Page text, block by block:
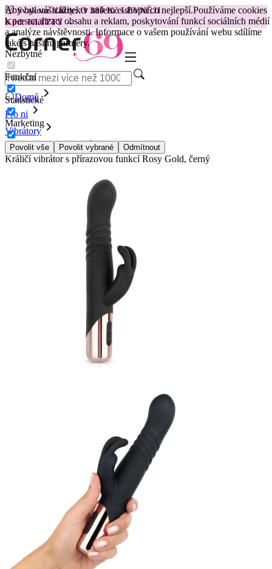
Aby byl váš zážitek v našem e-shopu co nejlepší.Používáme cookies
k personalizaci obsahu a reklam, poskytování funkcí sociálních médií
a analýze návštěvnosti. Informace o vašem používání webu sdílíme
také s našimi partnery.
Nezbytné
Funkční
Statistické
Marketing
Povolit vše Povolit vybrané Odmítnout
😽Svakom Klitty: O 380 Kč LEVNĚJI
Kód: KLITTY →
Domů
Pro ni
Vibrátory
Králíčkové vibrátory
Králičí vibrátor s přírazovou funkcí Rosy Gold, černý